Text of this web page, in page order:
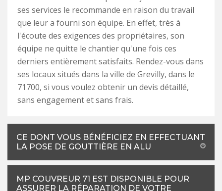
ses services le recommande en raison du travail
que leur a fourni son équipe. En effet, très à
l'écoute des exigences des propriétaires, son
équipe ne quitte le chantier qu'une fois ces
derniers entièrement satisfaits. Rendez-vous dans
ses locaux situés dans la ville de Grevilly, dans le
71700, si vous voulez obtenir un devis détaillé,
sans engagement et sans frais.
CE DONT VOUS BÉNÉFICIEZ EN EFFECTUANT
LA POSE DE GOUTTIÈRE EN ALU
MP COUVREUR 71 EST DISPONIBLE POUR
ASSURER LA RÉPARATION DE VOTRE